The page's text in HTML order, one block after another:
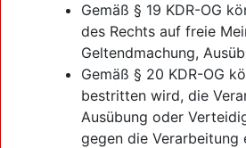
Gemäß § 19 KDR-OG
des Rechts auf freie
Geltendmachung,
Gemäß § 20 KDR-OG
bestritten wird, die
Ausübung oder
gegen die Verarbeitung